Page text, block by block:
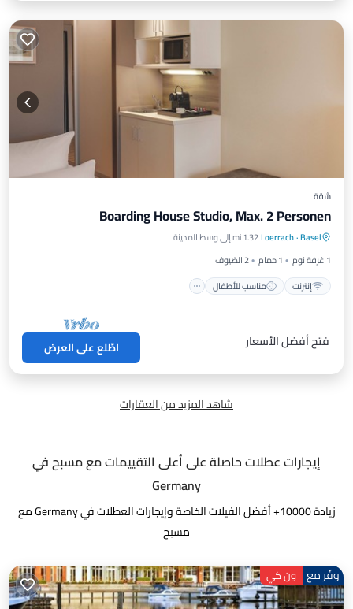
شقة
Boarding House Studio, Max. 2 Personen
Basel
·
Loerrach1.32 mi إلى وسط المدينة
1 غرفة نوم
1 حمام
2 الضيوف
إنترنت
مناسب للأطفال
إنترنت
مناسب للأطفال
مرافق العناية بالصحة
فتح أفضل الأسعار اطّلع على العرض
شاهد المزيد من العقارات
إيجارات عطلات حاصلة على أعلى التقييمات مع مسبح في
Germany
زيادة10000
+ أفضل الفيلات الخاصة وإيجارات العطلات في Germany مع
مسبح
وفّر مع ون كي